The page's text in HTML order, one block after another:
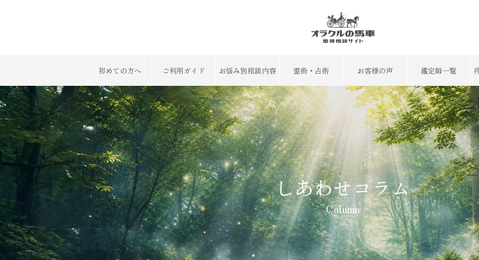
初めての方へ ご利用ガイド お悩み別相談内容 霊術・占術 お客様の声 鑑定師一覧
しあわせコラム
Column